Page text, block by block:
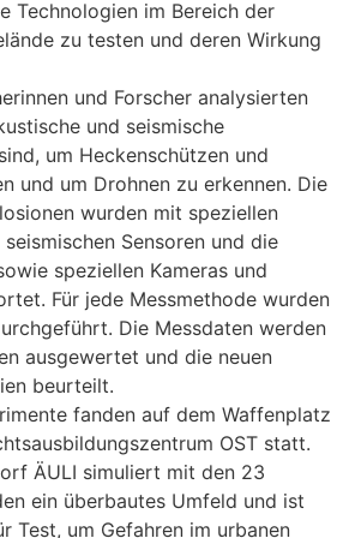
Technologien im Bereich der
zu testen und deren Wirkung
und Forscher analysierten
und seismische
um Heckenschützen und
und um Drohnen zu erkennen. Die
wurden mit speziellen
Sensoren und die
speziellen Kameras und
Für jede Messmethode wurden
Die Messdaten werden
ausgewertet und die neuen
beurteilt.
fanden auf dem Waffenplatz
OST statt.
ÄULI simuliert mit den 23
ein überbautes Umfeld und ist
Test, um Gefahren im urbanen